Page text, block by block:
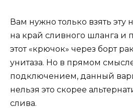
Вам нужно только взять эту
на край сливного шланга и
этот «крючок» через борт
унитаза. Но в прямом
подключением, данный
нельзя это скорее
слива.